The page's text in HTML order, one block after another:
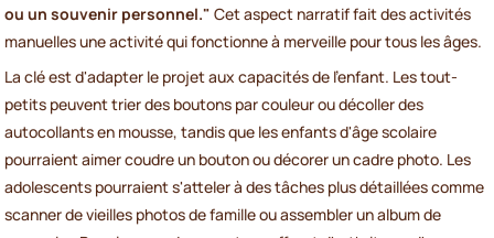
ou un souvenir personnel." Cet aspect narratif fait des activités
manuelles une activité qui fonctionne à merveille pour tous les âges.
La clé est d'adapter le projet aux capacités de l'enfant. Les tout-
petits peuvent trier des boutons par couleur ou décoller des
autocollants en mousse, tandis que les enfants d'âge scolaire
pourraient aimer coudre un bouton ou décorer un cadre photo. Les
adolescents pourraient s'atteler à des tâches plus détaillées comme
scanner de vieilles photos de famille ou assembler un album de